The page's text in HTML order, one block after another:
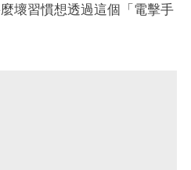
壞習慣想透過這個「電擊手